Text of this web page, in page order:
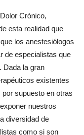
Crónico,
esta realidad que
los anestesiólogos
de especialistas que
Dada la gran
existentes
supuesto en otras
nuestros
diversidad de
como si son